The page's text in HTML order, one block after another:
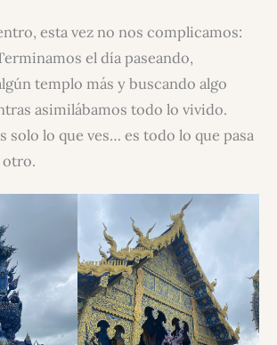
esta vez no nos complicamos:
el día paseando,
templo más y buscando algo
asimilábamos todo lo vivido.
solo lo que ves… es todo lo que pasa